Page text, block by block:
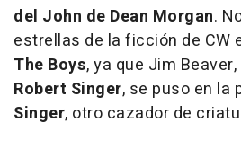
del John de Dean Morgan.
estrellas de la ficción de CW
The Boys, ya que Jim
Robert Singer, se puso en la
Singer, otro cazador de